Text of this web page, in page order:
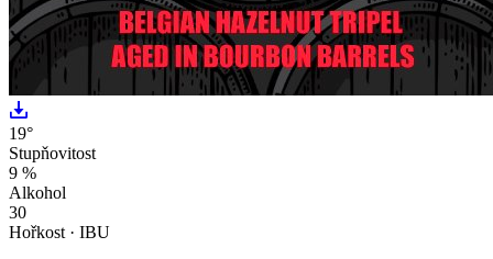
19°
Stupňovitost
9 %
Alkohol
30
Hořkost · IBU